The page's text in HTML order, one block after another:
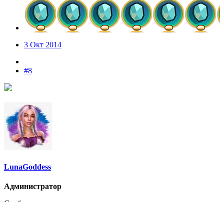
3 Окт 2014
#8
LunaGoddess
Администратор